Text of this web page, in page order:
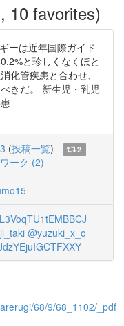
10 favorites)
ーは近年国際ガイド
と珍しくなくほと
化管疾患と合わせ、
きだ。 新生児・乳児
(投稿一覧)
2
ーク (2)
@yuzuki_x_o
68/9/68_1102/_pdf